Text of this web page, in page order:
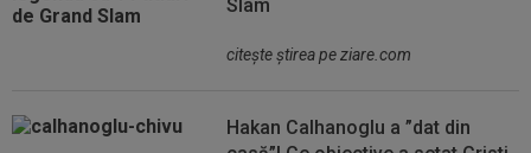
Slam
citeşte ştirea pe ziare.com
Hakan Calhanoglu a ”dat din